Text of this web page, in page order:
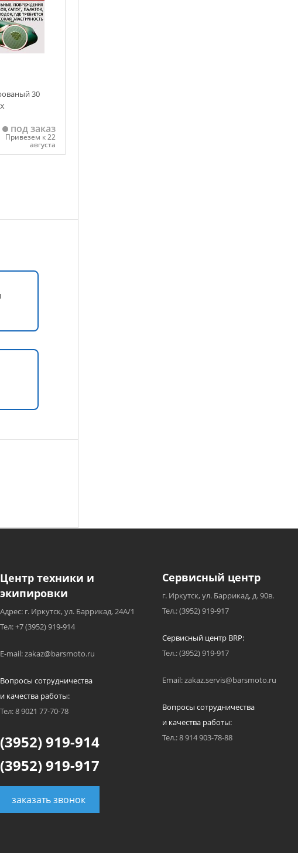
30
под заказ
Привезем к 22
августа
Центр техники и
экипировки
Адрес: г. Иркутск, ул. Баррикад, 24А/1
Тел: +7 (3952) 919-914
E-mail: zakaz@barsmoto.ru
Вопросы сотрудничества
и качества работы:
Тел: 8 9021 77-70-78
(3952) 919-914
(3952) 919-917
заказать звонок
Сервисный центр
г. Иркутск, ул. Баррикад, д. 90в.
Тел.: (3952) 919-917
Сервисный центр BRP:
Тел.: (3952) 919-917
Email: zakaz.servis@barsmoto.ru
Вопросы сотрудничества
и качества работы:
Тел.: 8 914 903-78-88